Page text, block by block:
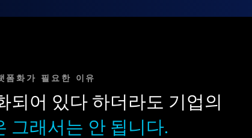
폼화가 필요한 이유
되어 있다 하더라도 기업의
그래서는 안 됩니다.